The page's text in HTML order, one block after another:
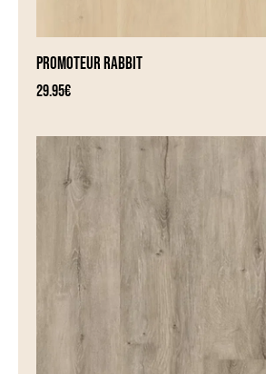
PROMOTEUR RABBIT
29.95€